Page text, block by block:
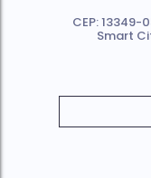
CEP: 13349-
Smart